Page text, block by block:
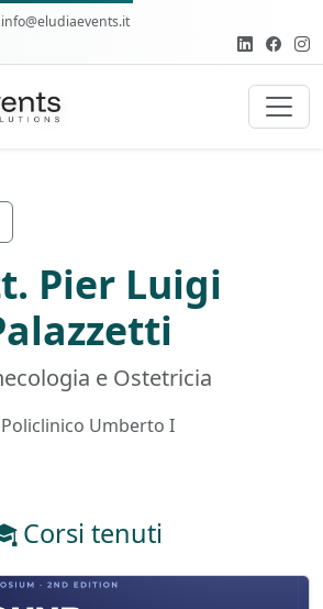
info@eludiaevents.it
Pier Luigi
e Ostetricia
Policlinico Umberto I
Corsi tenuti